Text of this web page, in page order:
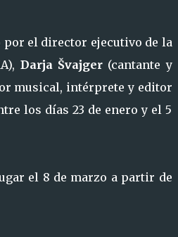
por el director ejecutivo de la
Darja Švajger (cantante y
musical, intérprete y editor
los días 23 de enero y el 5
el 8 de marzo a partir de